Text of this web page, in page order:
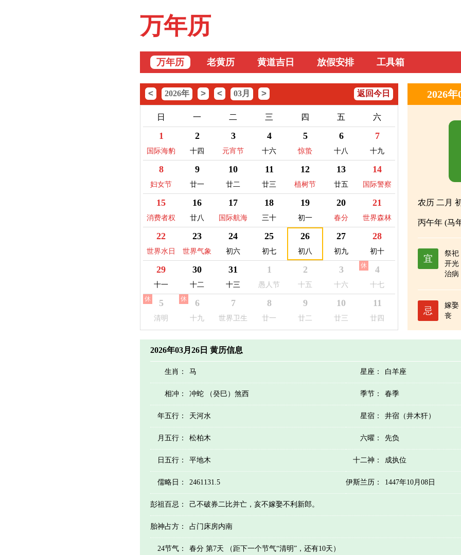
万年历
万年历 老黄历 黄道吉日 放假安排 工具箱
< 2026年 > < 03月 > 返回今日
日 一 二 三 四 五 六
1
国际海豹
日
2
十四
3
元宵节
4
十六
5
惊蛰
6
十八
7
十九
8
妇女节
9
廿一
10
廿二
11
廿三
12
植树节
13
廿五
14
国际警察
日
15
消费者权
益日
16
廿八
17
国际航海
日
18
三十
19
初一
20
春分
21
世界森林
日
22
世界水日
23
世界气象
日
24
初六
25
初七
26
初八
27
初九
28
初十
29
十一
30
十二
31
十三
1
愚人节
2
十五
3
十六
4
十七
休
5
清明
休 6
十九
休 7
世界卫生
8
廿一
9
廿二
10
廿三
11
廿四
2026
农历 二月
丙午年 (马
宜
祭祀
开光
治病
忌
嫁娶
丧
2026年03月26日 黄历信息
生肖： 马 星座： 白羊座
相冲： 冲蛇 （癸巳）煞西 季节： 春季
年五行： 天河水 星宿： 井宿（井木犴）
月五行： 松柏木 六曜： 先负
日五行： 平地木 十二神： 成执位
儒略日： 2461131.5 伊斯兰历： 1447年10月08日
彭祖百忌： 己不破券二比并亡，亥不嫁娶不利新郎。
胎神占方： 占门床房内南
24节气： 春分 第7天 （距下一个节气“清明”，还有10天）